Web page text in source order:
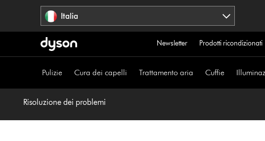
Italia
Newsletter Prodotti ricondizionati
Pulizie Cura dei capelli Trattamento aria Cuffie
Risoluzione dei problemi